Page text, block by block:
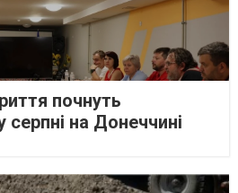
почнуть
на Донеччині